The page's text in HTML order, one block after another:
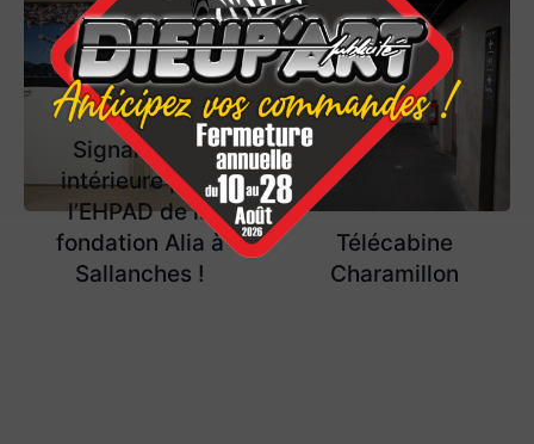
Signalétique
intérieure pour
l’EHPAD de la
fondation Alia à
Sallanches !
Télécabine
Charamillon